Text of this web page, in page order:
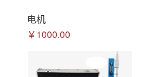
电机
￥1000.00